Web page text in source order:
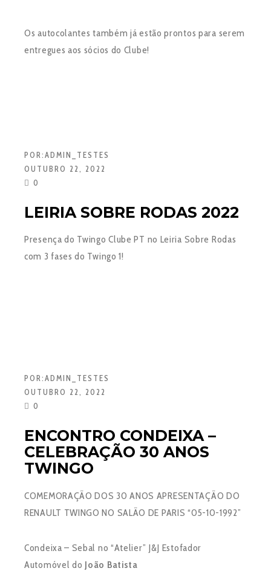
Os autocolantes também já estão prontos para serem
entregues aos sócios do Clube!
POR:ADMIN_TESTES
OUTUBRO 22, 2022
0
LEIRIA SOBRE RODAS 2022
Presença do Twingo Clube PT no Leiria Sobre Rodas
com 3 fases do Twingo 1!
POR:ADMIN_TESTES
OUTUBRO 22, 2022
0
ENCONTRO CONDEIXA –
CELEBRAÇÃO 30 ANOS
TWINGO
COMEMORAÇÃO DOS 30 ANOS APRESENTAÇÃO DO
RENAULT TWINGO NO SALÃO DE PARIS “05-10-1992”
Condeixa – Sebal no “Atelier” J&J Estofador
Automóvel do João Batista